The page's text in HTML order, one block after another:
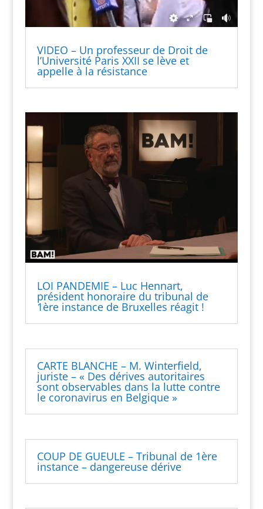
VIDEO – Un professeur de Droit de
l’Université Paris XXII se lève et
appelle à la résistance
LOI PANDEMIE – Luc Hennart,
président honoraire du tribunal de
1ère instance de Bruxelles réagit !
CARTE BLANCHE – M. Winterfield,
juriste – « Des dérives autoritaires
sont observables dans la lutte contre
le coronavirus en Belgique »
COUP DE GUEULE – Tribunal de 1ère
instance – dangereuse dérive